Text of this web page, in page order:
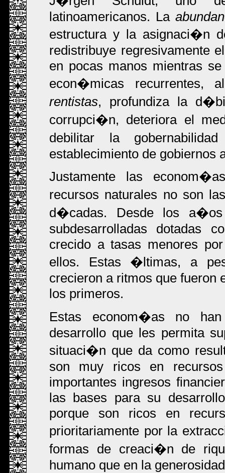
latinoamericanos. La
estructura y la asignaci�n
redistribuye regresivamente
en pocas manos mientras
econ�micas recurrentes,
rentistas, profundiza la
corrupci�n, deteriora el
debilitar la
establecimiento de gobiernos
Justamente las
recursos naturales no son
d�cadas. Desde los
subdesarrolladas dotadas
crecido a tasas menores
ellos. Estas �ltimas, a
crecieron a ritmos que fueron
los primeros.
Estas econom�as no
desarrollo que les permita
situaci�n que da como
son muy ricos en
importantes ingresos
las bases para su
porque son ricos en
prioritariamente por la
formas de creaci�n de
humano que en la